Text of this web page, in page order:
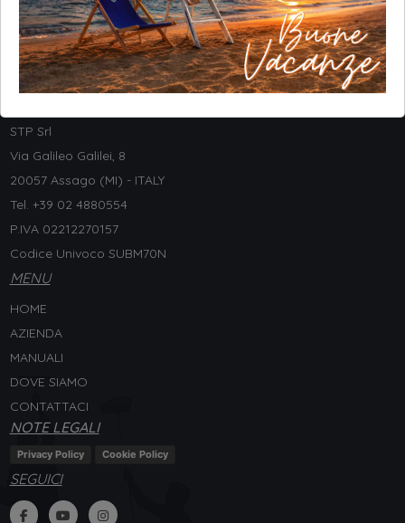
STP Srl
Via Galileo Galilei, 8
20057 Assago (MI) - ITALY
Tel. +39 02 4880554
P.IVA 02212270157
Codice Univoco SUBM70N
MENU
HOME
AZIENDA
MANUALI
DOVE SIAMO
CONTATTACI
NOTE LEGALI
Privacy Policy Cookie Policy
SEGUICI